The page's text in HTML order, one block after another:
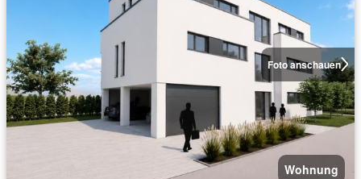
Foto anschauen
Wohnung